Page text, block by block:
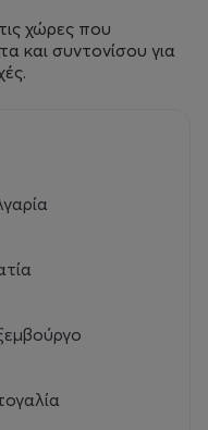
χώρες που
και συντονίσου για